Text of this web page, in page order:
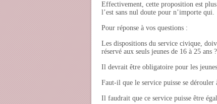
Effectivement, cette proposition est
l’est sans nul doute pour n’importe qui.
Pour réponse à vos questions :
Les dispositions du service civique,
réservé aux seuls jeunes de 16 à 25 ans ?
Il devrait être obligatoire pour les
Faut-il que le service puisse se
Il faudrait que ce service puisse être